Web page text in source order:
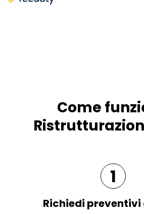
Come
1
Richiedi